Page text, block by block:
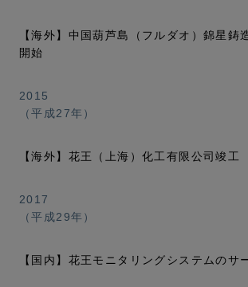
【海外】中国葫芦島（フルダオ）錦星鋳
開始
2015
（平成27年）
【海外】花王（上海）化工有限公司竣工
2017
（平成29年）
【国内】花王モニタリングシステムのサ